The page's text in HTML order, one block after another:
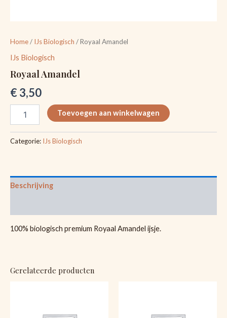
Home/ IJs Biologisch / Royaal Amandel
IJs Biologisch
Royaal Amandel
€3,50
Toevoegen aan winkelwagen
Categorie: IJs Biologisch
Beschrijving
100% biologisch premium Royaal Amandel ijsje.
Gerelateerde producten